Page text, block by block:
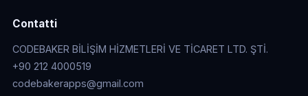
Contatti
CODEBAKER BİLİŞİM HİZMETLERİ VE TİCARET LTD. ŞTİ.
+90 212 4000519
codebakerapps@gmail.com